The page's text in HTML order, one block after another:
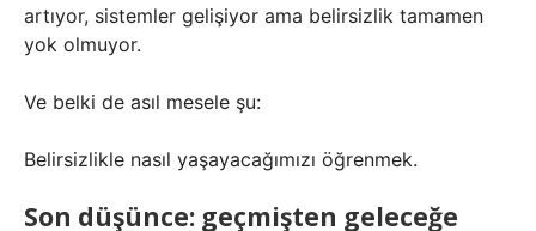
artıyor, sistemler gelişiyor ama belirsizlik tamamen
yok olmuyor.
Ve belki de asıl mesele şu:
Belirsizlikle nasıl yaşayacağımızı öğrenmek.
Son düşünce: geçmişten geleceğe